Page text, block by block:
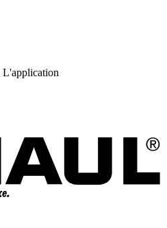
L'application